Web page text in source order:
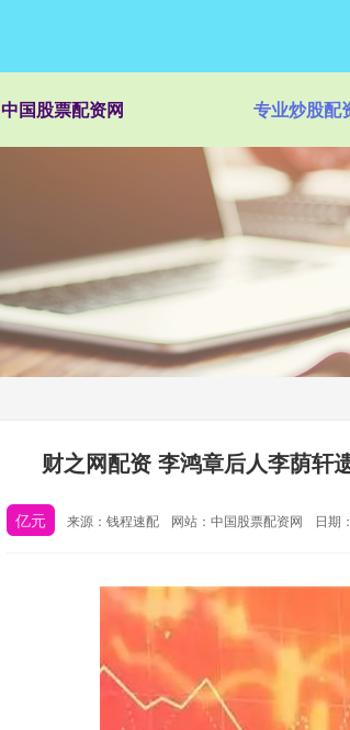
中国股票配资网 专业炒股配
财之网配资 李鸿章后人李荫轩
亿元 来源：钱程速配 网站：中国股票配资网 日期